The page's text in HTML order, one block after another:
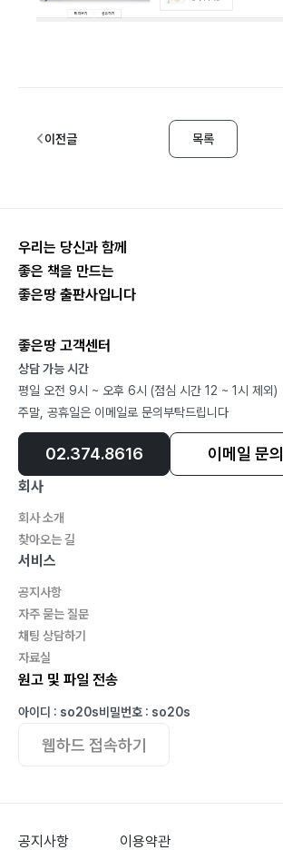
이전글 목록
우리는 당신과 함께
좋은 책을 만드는
좋은땅 출판사입니다
좋은땅 고객센터
상담 가능 시간
평일 오전 9시 ~ 오후 6시 (점심 시간 12 ~ 1시 제외)
주말, 공휴일은 이메일로 문의부탁드립니다
02.374.8616 이메일 문의
회사
회사 소개
찾아오는 길
서비스
공지사항
자주 묻는 질문
채팅 상담하기
자료실
원고 및 파일 전송
아이디 : so20s비밀번호 : so20s
웹하드 접속하기
공지사항 이용약관